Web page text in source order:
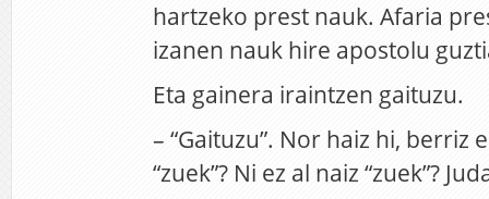
hartzeko prest nauk. Afaria
izanen nauk hire apostolu
Eta gainera iraintzen gaituzu.
– “Gaituzu”. Nor haiz hi, berriz
“zuek”? Ni ez al naiz “zuek”?